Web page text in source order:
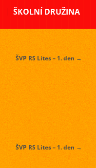
ŠKOLNÍ DRUŽINA
ŠVP RS Lites – 1. den →
ŠVP RS Lites – 1. den →